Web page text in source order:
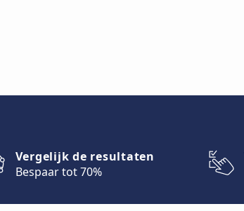
Vergelijk de resultaten
Bespaar tot 70%